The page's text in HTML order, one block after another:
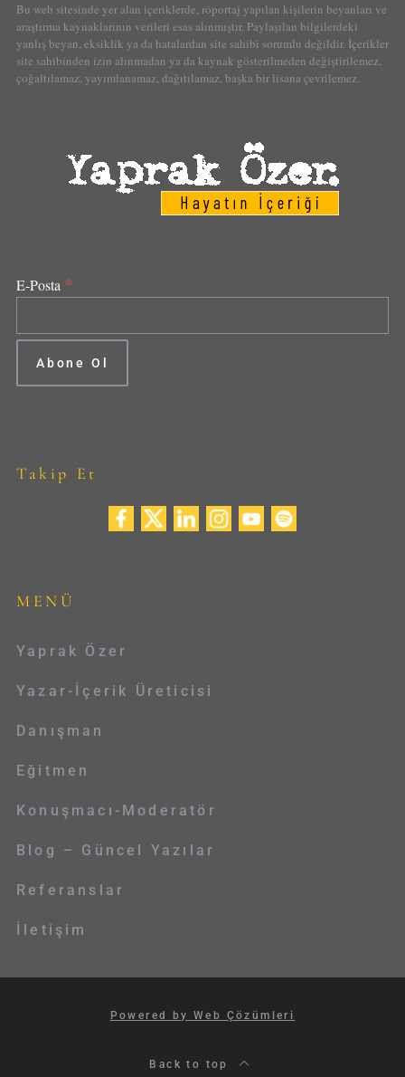
Bu web sitesinde yer alan içeriklerde, röportaj yapılan kişilerin beyanları ve
araştırma kaynaklarının verileri esas alınmıştır. Paylaşılan bilgilerdeki
yanlış beyan, eksiklik ya da hatalardan site sahibi sorumlu değildir. İçerikler
site sahibinden izin alınmadan ya da kaynak gösterilmeden değiştirilemez,
çoğaltılamaz, yayımlanamaz, dağıtılamaz, başka bir lisana çevrilemez.
E-Posta *
Takip Et
MENÜ
Yaprak Özer
Yazar-İçerik Üreticisi
Danışman
Eğitmen
Konuşmacı-Moderatör
Blog – Güncel Yazılar
Referanslar
İletişim
Powered by Web Çözümleri
Back to top